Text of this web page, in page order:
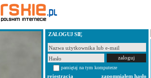
ZALOGUJ SIĘ
pamiętaj na tym komputerze
rejestracja
zapomniałem hasło